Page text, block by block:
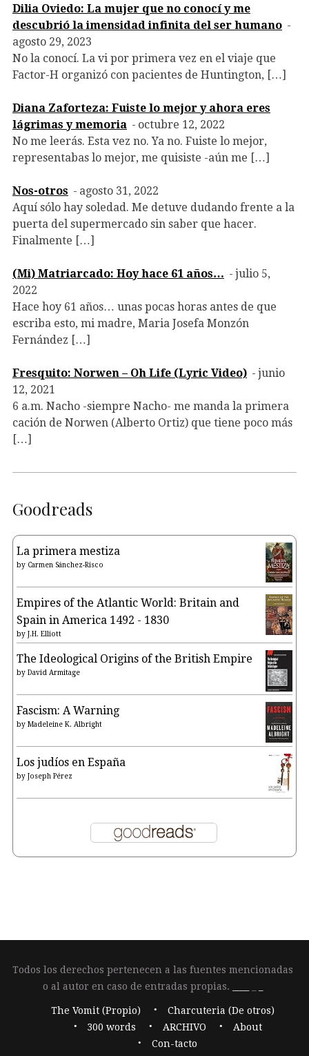
Dilia Oviedo: La mujer que no conocí y me
descubrió la imensidad infinita del ser humano
agosto 29, 2023
No la conocí. La vi por primera vez en el viaje que
Factor-H organizó con pacientes de Huntington, […]
Diana Zaforteza: Fuiste lo mejor y ahora eres
lágrimas y memoria
octubre 12, 2022
No me leerás. Esta vez no. Ya no. Fuiste lo mejor,
representabas lo mejor, me quisiste -aún me […]
Nos-otros
agosto 31, 2022
Aquí sólo hay soledad. Me detuve dudando frente a la
puerta del supermercado sin saber que hacer.
Finalmente […]
(Mi) Matriarcado: Hoy hace 61 años…
julio 5,
2022
Hace hoy 61 años… unas pocas horas antes de que
escriba esto, mi madre, Maria Josefa Monzón
Fernández […]
Fresquito: Norwen – Oh Life (Lyric Video)
junio
12, 2021
6 a.m. Nacho -siempre Nacho- me manda la primera
cación de Norwen (Alberto Ortiz) que tiene poco más
[…]
Goodreads
La primera mestiza
by Carmen Sánchez-Risco
Empires of the Atlantic World: Britain and
Spain in America 1492 - 1830
by J.H. Elliott
The Ideological Origins of the British Empire
by David Armitage
Fascism: A Warning
by Madeleine K. Albright
Los judíos en España
by Joseph Pérez
Todos los derechos pertenecen a las fuentes mencionadas
o al autor en caso de entradas propias.
The Vomit (Propio)
Charcuteria (De otros)
300 words
ARCHIVO
About
Con-tacto